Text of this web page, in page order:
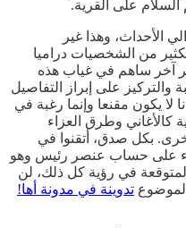
السلام على القرية.
الأحداث، وهذا غير
من الشخصيات دراميا
آخر ساهم في غياب هذه
والتركيز على إبراز التفاصيل
لا يكون مقنعا وإنما رغبة في
كالأغاني وطرق العزاء
بكل صدق، أتقنوا في
على حساب عنصر رئيس وهو
في رؤية كل ذلك، لن
تدوينة في مدونة أها!